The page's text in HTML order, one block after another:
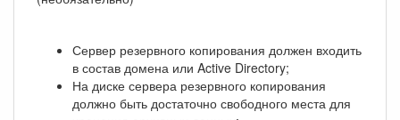
Сервер резервного копирования должен входить
в состав домена или Active Directory;
На диске сервера резервного копирования
должно быть достаточно свободного места для